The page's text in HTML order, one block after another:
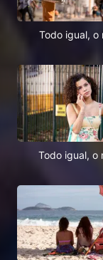
Todo igual, o
Todo igual, o